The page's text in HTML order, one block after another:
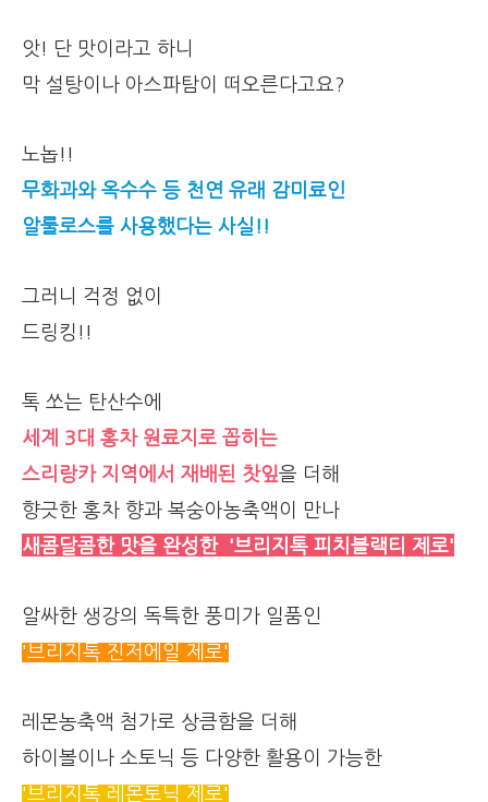
앗! 단 맛이라고 하니
막 설탕이나 아스파탐이 떠오른다고요?
노놉!!
무화과와 옥수수 등 천연 유래 감미료인
알룰로스를 사용했다는 사실!!
그러니 걱정 없이
드링킹!!
톡 쏘는 탄산수에
세계 3대 홍차 원료지로 꼽히는
스리랑카 지역에서 재배된 찻잎을 더해
향긋한 홍차 향과 복숭아농축액이 만나
새콤달콤한 맛을 완성한 '브리지톡 피치블랙티 제로'
알싸한 생강의 독특한 풍미가 일품인
'브리지톡 진저에일 제로'
레몬농축액 첨가로 상큼함을 더해
하이볼이나 소토닉 등 다양한 활용이 가능한
'브리지톡 레몬토닉 제로'